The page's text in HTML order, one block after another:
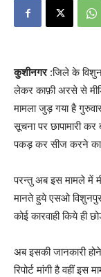
कुशीनगर:जिले के
लेकर काफ़ी अरसे से
मामला जुड़ गया है
सूचना पर छापामारी
पकड़ कर सीज करने का
परन्तु अब इस मामले में
मानते हुये एसओ
कोई कारवाही किये ही
अब इसकी जानकारी
रिपोर्ट मांगी है वहीं